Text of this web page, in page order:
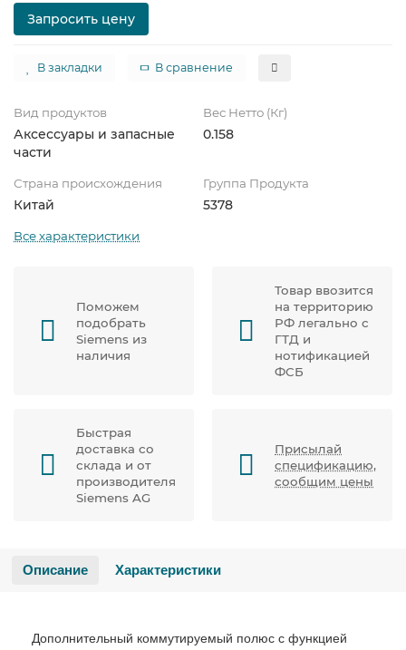
Запросить цену
В закладки В сравнение
Вид продуктов
Аксессуары и запасные
части
Вес Нетто (Кг)
0.158
Страна происхождения
Китай
Группа Продукта
5378
Все характеристики
Поможем
подобрать
Siemens из
наличия
Товар ввозится
на территорию
РФ легально с
ГТД и
нотификацией
ФСБ
Быстрая
доставка со
склада и от
производителя
Siemens AG
Присылай
спецификацию,
сообщим цены
Описание Характеристики
Дополнительный коммутируемый полюс с функцией